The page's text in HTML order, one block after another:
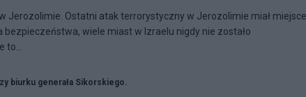
Jerozolimie. Ostatni atak terrorystyczny w Jerozolimie miał miejsce
bezpieczeństwa, wiele miast w Izraelu nigdy nie zostało
biurku generała Sikorskiego.